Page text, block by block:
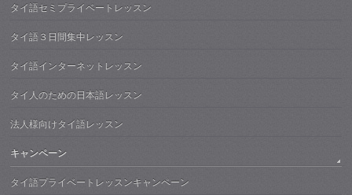
タイ語セミプライベートレッスン
タイ語３日間集中レッスン
タイ語インターネットレッスン
タイ人のための日本語レッスン
法人様向けタイ語レッスン
キャンペーン
タイ語プライベートレッスンキャンペーン